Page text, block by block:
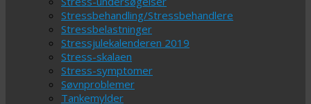
Stressbehandling/Stressbehandlere
Stressbelastninger
Stressjulekalenderen 2019
Stress-skalaen
Stress-symptomer
Søvnproblemer
Tankemylder